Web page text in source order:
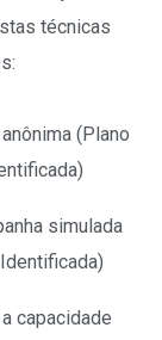
técnicas
(Plano
simulada
capacidade